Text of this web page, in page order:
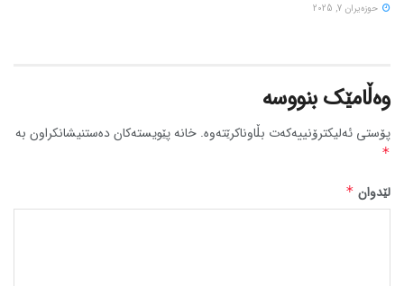
حوزه‌یران 7, 2025
وەڵامێک بنووسە
پۆستی ئەلیکترۆنییەکەت بڵاوناکرێتەوە. خانە پێویستەکان دەستنیشانکراون بە
*
لێدوان *